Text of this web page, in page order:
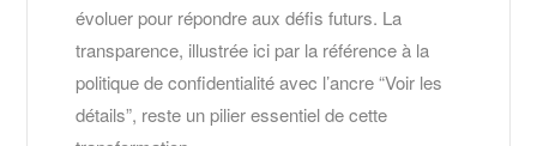
évoluer pour répondre aux défis futurs. La
transparence, illustrée ici par la référence à la
politique de confidentialité avec l’ancre “Voir les
détails”, reste un pilier essentiel de cette